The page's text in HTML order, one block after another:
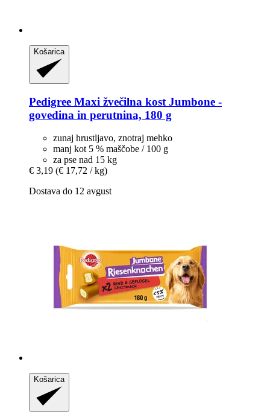
Košarica
Pedigree Maxi žvečilna kost Jumbone -​
govedina in perutnina, 180 g
zunaj hrustljavo, znotraj mehko
manj kot 5 % maščobe / 100 g
za pse nad 15 kg
€ 3,19 (€ 17,72 / kg)
Dostava do 12 avgust
Košarica